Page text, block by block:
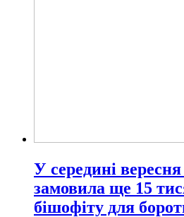
У середині
замовила ще 15
бішофіту для